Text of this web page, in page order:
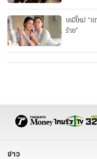
เคมีใหม่ “แทน-หยู่ยู้” ใน
ร้าย”
ข่าว